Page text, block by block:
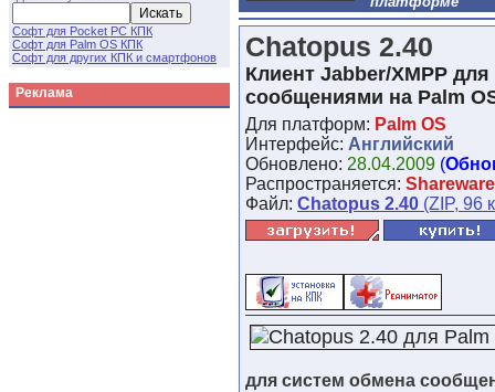
Софт для Pocket PC КПК
Софт для Palm OS КПК
Софт для других КПК и смартфонов
Реклама
Chatopus 2.40
Клиент Jabber/XMPP
сообщениями на Palm
Для платформ: Palm OS
Интерфейс: Английский
Обновлено: 28.04.2009 (
Распространяется: Shareware
Файл: Chatopus 2.40 (ZIP, 96
для систем обмена